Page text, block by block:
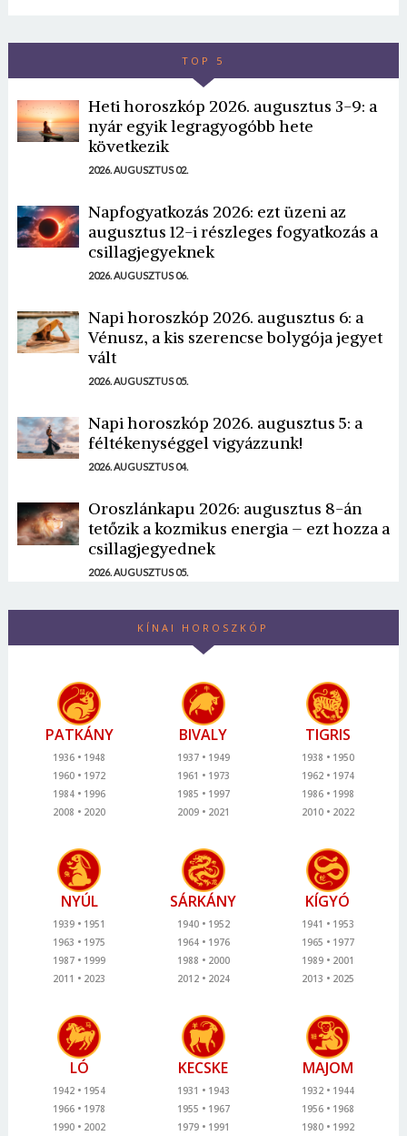
TOP 5
Heti horoszkóp 2026. augusztus 3-9: a
nyár egyik legragyogóbb hete
következik
2026. AUGUSZTUS 02.
Napfogyatkozás 2026: ezt üzeni az
augusztus 12-i részleges fogyatkozás a
csillagjegyeknek
2026. AUGUSZTUS 06.
Napi horoszkóp 2026. augusztus 6: a
Vénusz, a kis szerencse bolygója jegyet
vált
2026. AUGUSZTUS 05.
Napi horoszkóp 2026. augusztus 5: a
féltékenységgel vigyázzunk!
2026. AUGUSZTUS 04.
Oroszlánkapu 2026: augusztus 8-án
tetőzik a kozmikus energia – ezt hozza a
csillagjegyednek
2026. AUGUSZTUS 05.
KÍNAI HOROSZKÓP
PATKÁNY
1936
1948
1960
1972
1984
1996
2008
2020
BIVALY
1937
1949
1961
1973
1985
1997
2009
2021
TIGRIS
1938
1950
1962
1974
1986
1998
2010
2022
NYÚL
1939
1951
1963
1975
1987
1999
2011
2023
SÁRKÁNY
1940
1952
1964
1976
1988
2000
2012
2024
KÍGYÓ
1941
1953
1965
1977
1989
2001
2013
2025
LÓ
1942
1954
1966
1978
1990
2002
KECSKE
1931
1943
1955
1967
1979
1991
MAJOM
1932
1944
1956
1968
1980
1992